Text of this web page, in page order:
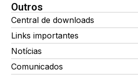
Outros
Central de downloads
Links importantes
Notícias
Comunicados